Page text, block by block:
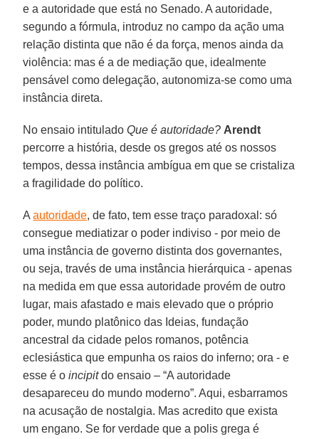
e a autoridade que está no Senado. A autoridade,
segundo a fórmula, introduz no campo da ação uma
relação distinta que não é da força, menos ainda da
violência: mas é a de mediação que, idealmente
pensável como delegação, autonomiza-se como uma
instância direta.
No ensaio intituladoQue é autoridade? Arendt
percorre a história, desde os gregos até os nossos
tempos, dessa instância ambígua em que se cristaliza
a fragilidade do político.
Aautoridade, de fato, tem esse traço paradoxal: só
consegue mediatizar o poder indiviso - por meio de
uma instância de governo distinta dos governantes,
ou seja, través de uma instância hierárquica - apenas
na medida em que essa autoridade provém de outro
lugar, mais afastado e mais elevado que o próprio
poder, mundo platônico das Ideias, fundação
ancestral da cidade pelos romanos, potência
eclesiástica que empunha os raios do inferno; ora - e
esse é oincipitdo ensaio – “A autoridade
desapareceu do mundo moderno”. Aqui, esbarramos
na acusação de nostalgia. Mas acredito que exista
um engano. Se for verdade que a polis grega é